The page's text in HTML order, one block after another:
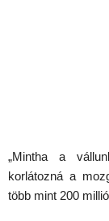
„Mintha a
korlátozná a
több mint 200